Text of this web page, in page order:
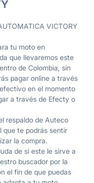
VICTORY
tu moto en
que llevaremos este
de Colombia, sin
pagar online a través
en el momento
a través de Efecty o
respaldo de Auteco
que te podrás sentir
la compra.
de si este le sirve a
buscador por la
el fin de que puedas